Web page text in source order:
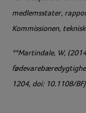
medlemsstater,
Kommissionen,
**Martindale, W,
1204, doi: 10.1108/